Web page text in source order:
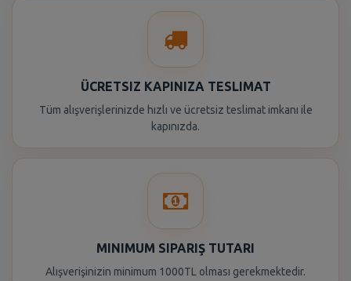
ÜCRETSIZ KAPINIZA TESLIMAT
Tüm alışverişlerinizde hızlı ve ücretsiz teslimat imkanı ile
kapınızda.
MINIMUM SIPARIŞ TUTARI
Alışverişinizin minimum 1000TL olması gerekmektedir.